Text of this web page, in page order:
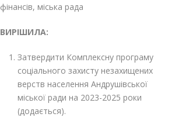
фінансів, міська рада
ВИРІШИЛА:
Затвердити Комплексну програму
соціального захисту незахищених
верств населення Андрушівської
міської ради на 2023-2025 роки
(додається).